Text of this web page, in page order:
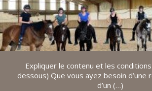
Expliquer le contenu et les
dessous) Que vous ayez besoin d’une remise à niveau,
d’un (…)